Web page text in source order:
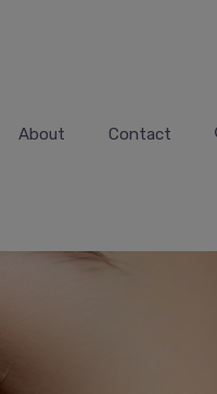
About Contact